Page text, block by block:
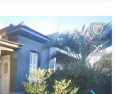
e aconchegante
para
corrida *